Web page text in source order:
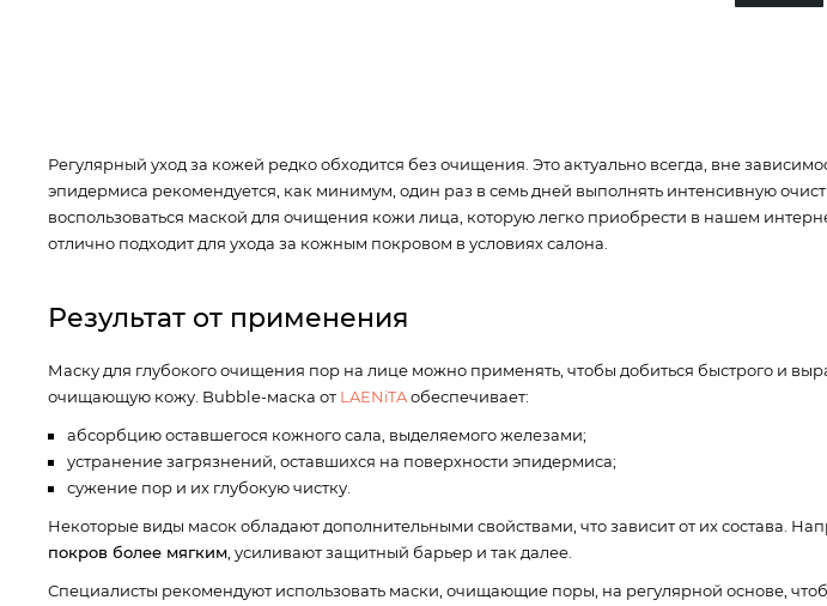
Регулярный уход за кожей редко обходится без очищения. Это актуально всегда, вне
эпидермиса рекомендуется, как минимум, один раз в семь дней выполнять интенсивную
воспользоваться маской для очищения кожи лица, которую легко приобрести в нашем
отлично подходит для ухода за кожным покровом в условиях салона.
Результат от применения
Маску для глубокого очищения пор на лице можно применять, чтобы добиться быстрого и
очищающую кожу. Bubble-маска отLAENiTAобеспечивает:
абсорбцию оставшегося кожного сала, выделяемого железами;
устранение загрязнений, оставшихся на поверхности эпидермиса;
сужение пор и их глубокую чистку.
Некоторые виды масок обладают дополнительными свойствами, что зависит от их состава.
покров более мягким , усиливают защитный барьер и так далее.
Специалисты рекомендуют использовать маски, очищающие поры, на регулярной основе,